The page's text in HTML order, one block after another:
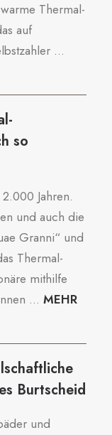
Thermal-
auf
...
so
Jahren.
und auch die
Granni“ und
Thermal-
mithilfe
... MEHR
Burtscheid
und